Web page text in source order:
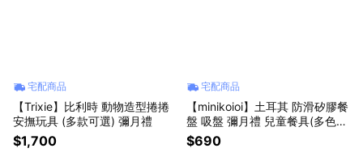
宅配商品
【Trixie】比利時 動物造型捲捲
安撫玩具 (多款可選) 彌月禮
$1,700
宅配商品
【minikoioi】土耳其 防滑矽膠餐
盤 吸盤 彌月禮 兒童餐具(多色可
選)
$690